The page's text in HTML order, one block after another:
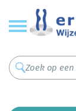
Overslaan
en
naar
inhoud
gaan